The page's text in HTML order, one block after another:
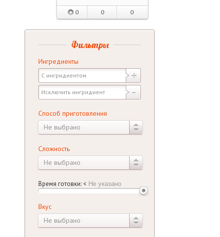
0 0 0
Фильтры
Ингредиенты
Способ приготовления
Не выбрано
Сложность
Не выбрано
Время готовки: <
Вкус
Не выбрано